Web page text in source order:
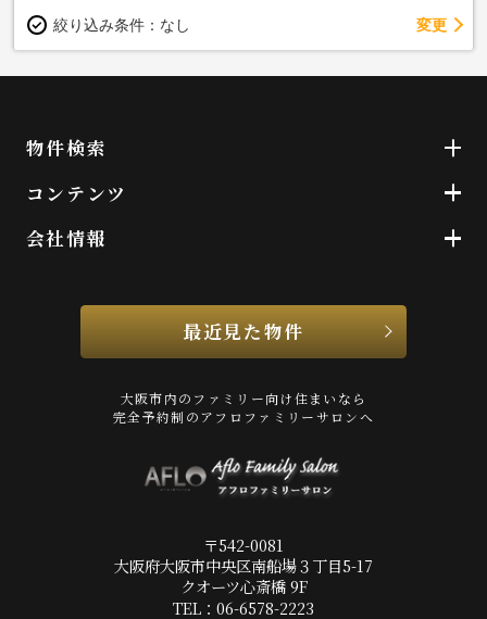
絞り込み条件： なし 変更
物件検索
コンテンツ
会社情報
最近見た物件
大阪市内のファミリー向け住まいなら
完全予約制のアフロファミリーサロンへ
〒542-0081
大阪府大阪市中央区南船場３丁目5-17
クオーツ心斎橋 9F
TEL：06-6578-2223